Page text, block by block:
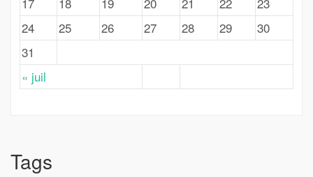
« juil
24
25 26 27 28 29
30
31
Tags